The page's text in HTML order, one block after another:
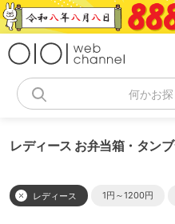
コ
ン
何かお探
レディース お弁当箱・タン
レディース 1円～1200円